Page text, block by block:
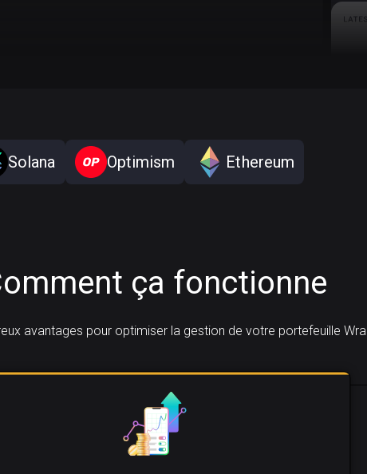
Solana Optimism Ethereum
ça fonctionne
avantages pour optimiser la gestion de votre portefeuille